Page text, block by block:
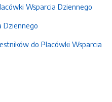
Wsparcia Dziennego
Dziennego
do Placówki Wsparcia